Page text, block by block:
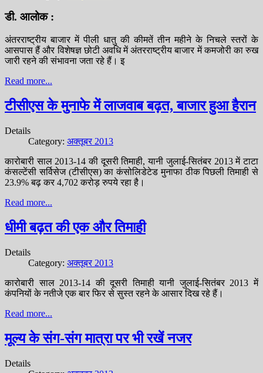
डी. आलोक :
अंतरराष्ट्रीय बाजार में पीली धातु की कीमतें तीन महीने के निचले स्तरों के
आसपास हैं और विशेषज्ञ छोटी अवधि में अंतरराष्ट्रीय बाजार में कमजोरी का रुख
जारी रहने की संभावना जता रहे हैं। इ
Read more...
टीसीएस के मुनाफे में लाजवाब बढ़त, बाजार हुआ हैरान
Details
Category: अक्तूबर 2013
कारोबारी साल 2013-14 की दूसरी तिमाही, यानी जुलाई-सितंबर 2013 में टाटा
कंसल्टेंसी सर्विसेज (टीसीएस) का कंसोलिडेटेड मुनाफा ठीक पिछली तिमाही से
23.9% बढ़ कर 4,702 करोड़ रुपये रहा है।
Read more...
धीमी बढ़त की एक और तिमाही
Details
Category: अक्तूबर 2013
कारोबारी साल 2013-14 की दूसरी तिमाही यानी जुलाई-सितंबर 2013 में
कंपनियों के नतीजे एक बार फिर से सुस्त रहने के आसार दिख रहे हैं।
Read more...
मूल्य के संग-संग मात्रा पर भी रखें नजर
Details